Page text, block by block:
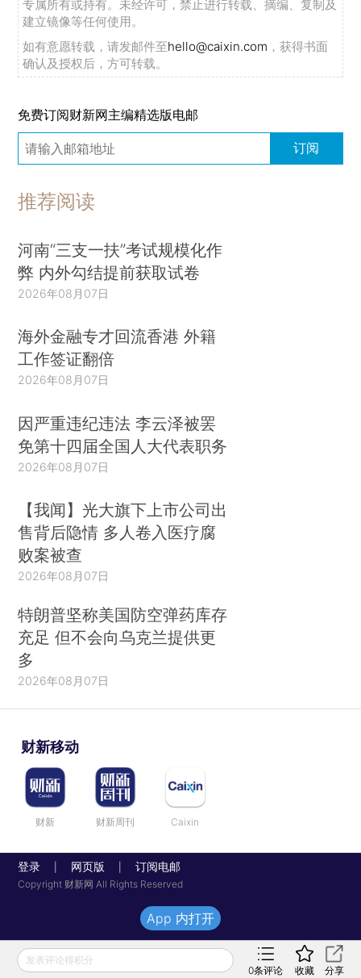
专属所有或持有。未经许可，禁止进行转载、摘编、复制及
建立镜像等任何使用。
如有意愿转载，请发邮件至hello@caixin.com ，获得书面
确认及授权后，方可转载。
免费订阅财新网主编精选版电邮
订阅
推荐阅读
河南“三支一扶”考试规模化作
弊 内外勾结提前获取试卷
2026年08月07日
海外金融专才回流香港 外籍
工作签证翻倍
2026年08月07日
因严重违纪违法 李云泽被罢
免第十四届全国人大代表职务
2026年08月07日
【我闻】光大旗下上市公司出
售背后隐情 多人卷入医疗腐
败案被查
2026年08月07日
特朗普坚称美国防空弹药库存
充足 但不会向乌克兰提供更
多
2026年08月07日
财新移动
财新 财新周刊 Caixin
登录 网页版 订阅电邮
Copyright 财新网 All Rights Reserved
发表评论得积分
0条评论 收藏 分享
App 内打开